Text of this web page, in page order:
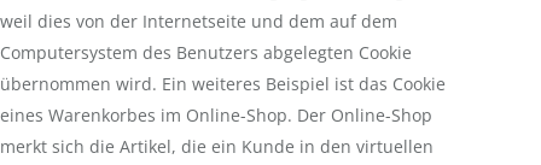
weil dies von der Internetseite und dem auf dem
Computersystem des Benutzers abgelegten Cookie
übernommen wird. Ein weiteres Beispiel ist das Cookie
eines Warenkorbes im Online-Shop. Der Online-Shop
merkt sich die Artikel, die ein Kunde in den virtuellen